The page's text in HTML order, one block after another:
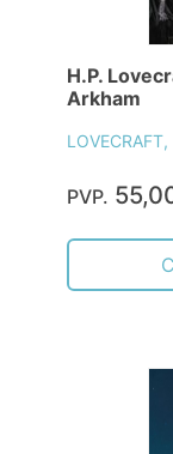
H.P.
Arkham
LOVECRAFT,
PVP.